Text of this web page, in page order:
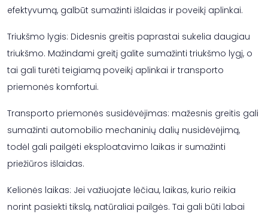
efektyvumą, galbūt sumažinti išlaidas ir poveikį aplinkai.
Triukšmo lygis: Didesnis greitis paprastai sukelia daugiau
triukšmo. Mažindami greitį galite sumažinti triukšmo lygį, o
tai gali turėti teigiamą poveikį aplinkai ir transporto
priemonės komfortui.
Transporto priemonės susidėvėjimas: mažesnis greitis gali
sumažinti automobilio mechaninių dalių nusidėvėjimą,
todėl gali pailgėti eksploatavimo laikas ir sumažinti
priežiūros išlaidas.
Kelionės laikas: Jei važiuojate lėčiau, laikas, kurio reikia
norint pasiekti tikslą, natūraliai pailgės. Tai gali būti labai